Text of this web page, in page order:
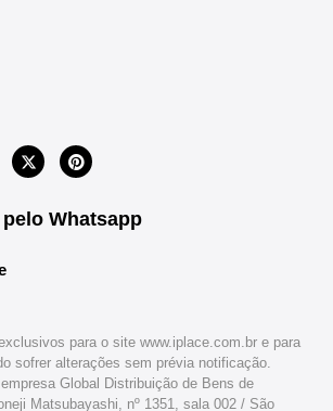
Whatsapp
para o site www.iplace.com.br e para
sofrer alterações sem prévia notificação.
Global Distribuição de Bens de
Matsubayashi, nº 1351, sala 002 / São